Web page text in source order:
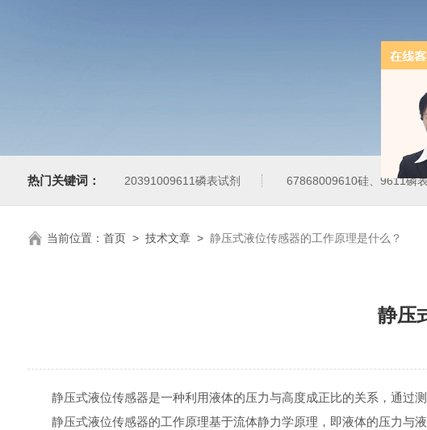
热门关键词： 20391009611磷表试剂 67868009610硅、9611磷
当前位置： 首页> 技术文章> 静压式液位传感器的工作原理是什么？
静压
静压式液位传感器是一种利用液体的压力与高度成正比的关系，通过测
静压式液位传感器的工作原理基于流体静力学原理，即液体的压力与